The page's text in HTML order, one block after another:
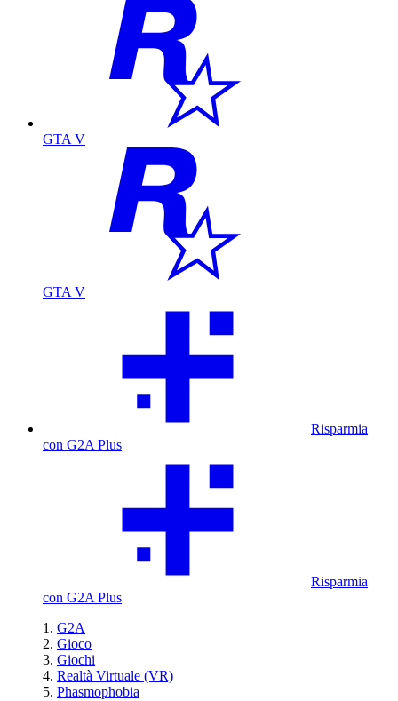
GTA V
GTA V
Risparmia
con G2A Plus
Risparmia
con G2A Plus
G2A
Gioco
Giochi
Realtà Virtuale (VR)
Phasmophobia